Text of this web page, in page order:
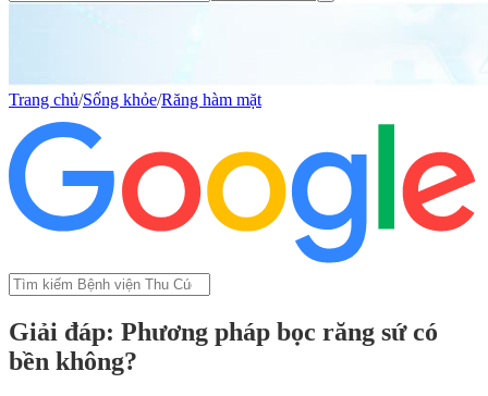
Trang chủ/Sống khỏe/Răng hàm mặt
Giải đáp: Phương pháp bọc răng sứ có
bền không?